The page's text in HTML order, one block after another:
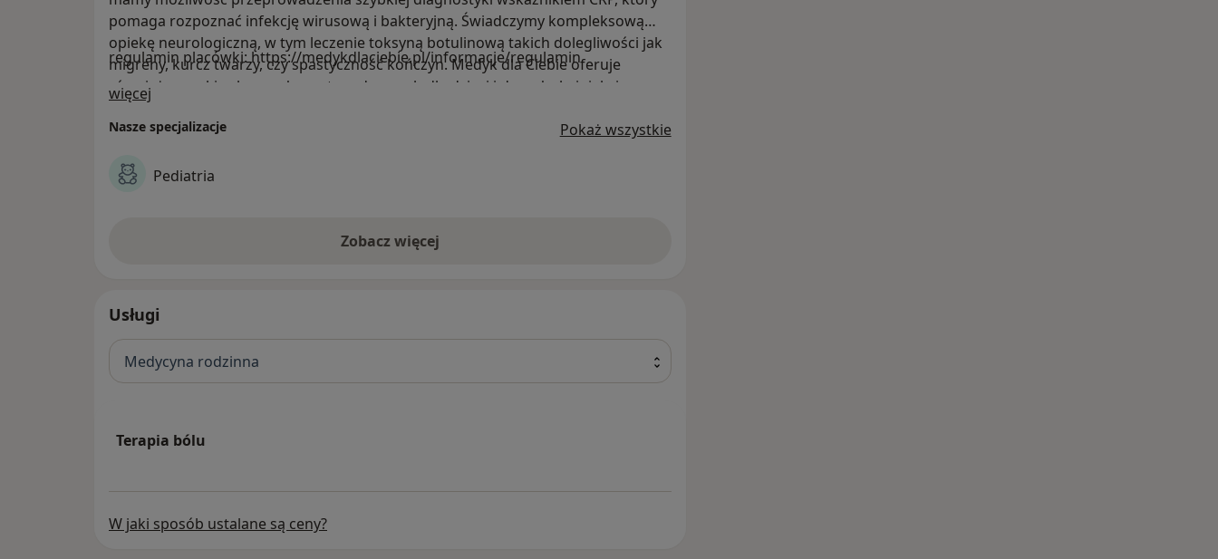
pomaga rozpoznać infekcję wirusową i bakteryjną. Świadczymy kompleksową
opiekę neurologiczną, w tym leczenie toksyną botulinową takich dolegliwości jak
migreny, kurcz twarzy, czy spastyczność kończyn. Medyk dla Ciebie oferuje
również szeroki zakres usług ortopedycznych dla dzieci i dorosłych: iniekcje,
konsultacje, USG, w tym USG stawów biodrowych niemowląt.
regulamin placówki: https://medykdlaciebie.pl/informacje/regulamin
więcej
Nasze specjalizacje Pokaż wszystkie
Pediatria
Zobacz więcej
Usługi
Medycyna rodzinna
Terapia bólu
W jaki sposób ustalane są ceny?